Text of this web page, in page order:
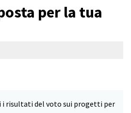
per la tua
risultati del voto sui progetti per